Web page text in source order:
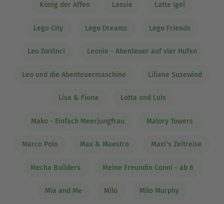
König der Affen Lassie Latte Igel
Lego City Lego Dreamz Lego Friends
Leo DaVinci Leonie - Abenteuer auf vier Hufen
Leo und die Abenteuermaschine Liliane Susewind
Lisa & Fiona Lotta und Luis
Mako - Einfach Meerjungfrau Malory Towers
Marco Polo Max & Maestro Maxi's Zeitreise
Mecha Builders Meine Freundin Conni - ab 6
Mia and Me Milo Milo Murphy